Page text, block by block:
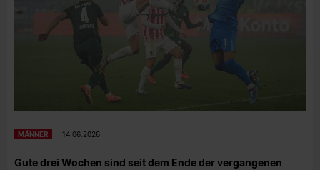
MÄNNER 14.06.2026
Gute drei Wochen sind seit dem Ende der vergangenen